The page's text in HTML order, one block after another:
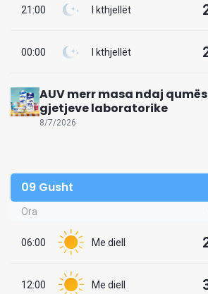
21:00 I kthjellët
00:00 I kthjellët
AUV merr masa ndaj
gjetjeve laboratorike
8/7/2026
09 Gusht
Ora
06:00 Me diell
12:00 Me diell